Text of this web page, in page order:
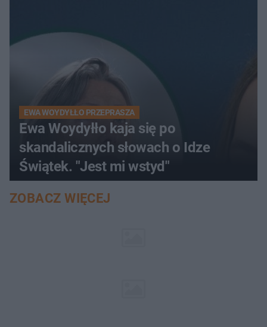
EWA WOYDYŁŁO PRZEPRASZA
Ewa Woydyłło kaja się po
skandalicznych słowach o Idze
Świątek. "Jest mi wstyd"
ZOBACZ WIĘCEJ